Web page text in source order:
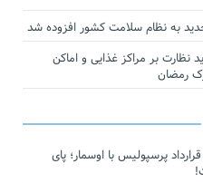
نظارت بر مراکز غذایی و اماکن
رمضان
پرسپولیس با اوسمار؛ پای